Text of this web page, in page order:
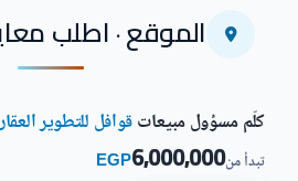
الموقع · اطلب
كلّم مسؤول مبيعاتقوافل للتطوير
تبدأ من6,000,000
EGP